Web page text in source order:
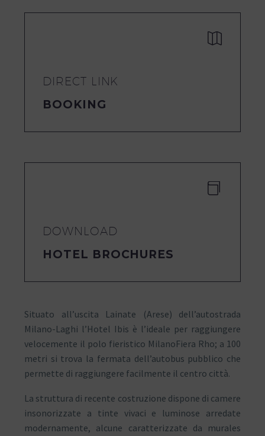


DIRECT LINK
BOOKING


DOWNLOAD
HOTEL BROCHURES
Situato all’uscita Lainate (Arese) dell’autostrada
Milano-Laghi l’Hotel Ibis è l’ideale per raggiungere
velocemente il polo fieristico MilanoFiera Rho; a 100
metri si trova la fermata dell’autobus pubblico che
permette di raggiungere facilmente il centro città.
La struttura di recente costruzione dispone di camere
insonorizzate a tinte vivaci e luminose arredate
modernamente, alcune caratterizzate da murales